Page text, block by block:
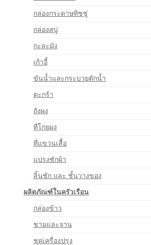
กล่องกระดาษทิชชู่
กล่องสบู่
กะละมัง
เก้าอี้
ขันน้ำและกระบวยตักน้ำ
ตะกร้า
ถังผง
ที่โกยผง
ที่แขวนเสื้อ
แปรงซักผ้า
ลิ้นชัก และ ชั้นวางของ
ผลิตภัณฑ์ในครัวเรือน
กล่องข้าว
ชามและจาน
ชุดเครื่องปรุง